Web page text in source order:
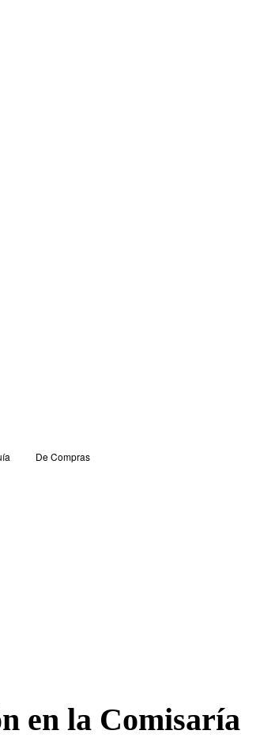
De Compras
en la Comisaría